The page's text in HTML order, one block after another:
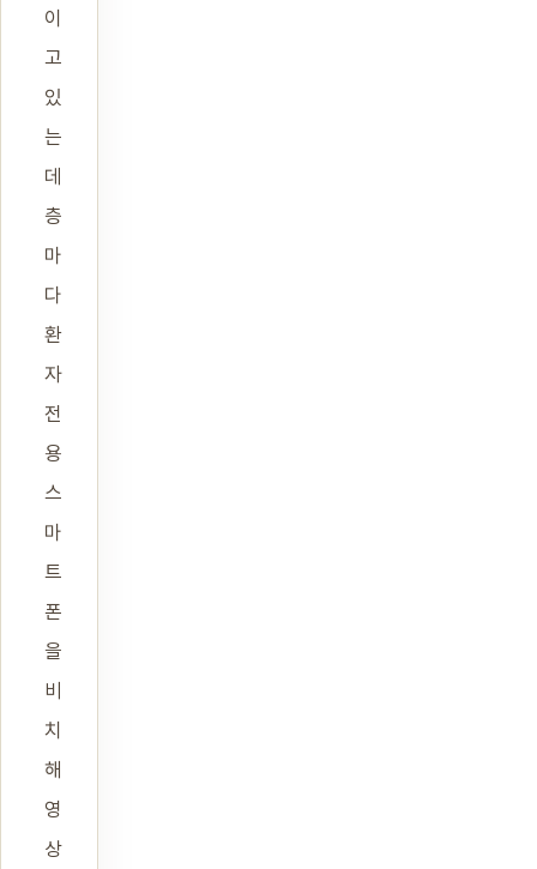
이
고
있
는
데
층
마
다
환
자
전
용
스
마
트
폰
을
비
치
해
영
상